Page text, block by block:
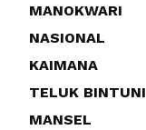
MANOKWARI
NASIONAL
KAIMANA
TELUK BINTUNI
MANSEL